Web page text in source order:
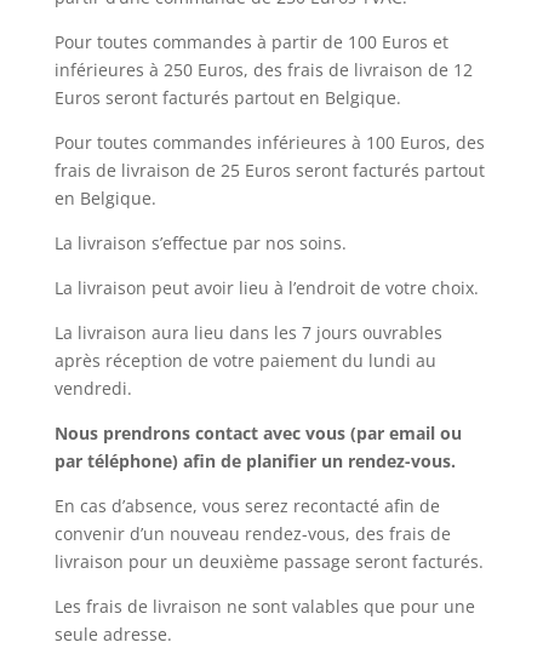
Pour toutes commandes à partir de 100 Euros et
inférieures à 250 Euros, des frais de livraison de 12
Euros seront facturés partout en Belgique.
Pour toutes commandes inférieures à 100 Euros, des
frais de livraison de 25 Euros seront facturés partout
en Belgique.
La livraison s’effectue par nos soins.
La livraison peut avoir lieu à l’endroit de votre choix.
La livraison aura lieu dans les 7 jours ouvrables
après réception de votre paiement du lundi au
vendredi.
Nous prendrons contact avec vous (par email ou
par téléphone) afin de planifier un rendez-vous.
En cas d’absence, vous serez recontacté afin de
convenir d’un nouveau rendez-vous, des frais de
livraison pour un deuxième passage seront facturés.
Les frais de livraison ne sont valables que pour une
seule adresse.